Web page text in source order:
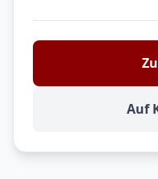
Auf